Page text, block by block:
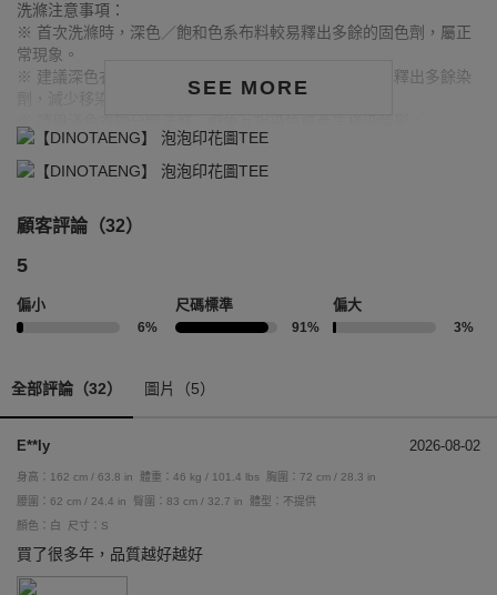
SEE MORE
洗滌注意事項：
※ 首次洗滌時，深色／飽和色系布料較易釋出多餘的固色劑，屬正
常現象。
※ 建議深色衣物於首次穿著前先行單獨下水清洗，有助釋出多餘染
劑，減少移染或掉色風險。
※ 穿搭時亦建議避免與淺色配件、包款、飾品一同使用，以降低因
摩擦或潮濕造成染色的可能性。
顧客評論（32）
5
偏小
6%
尺碼標準
91%
偏大
3%
全部評論（32） 圖片（5）
E**ly 2026-08-02
身高：162 cm / 63.8 in 體重：46 kg / 101.4 lbs
胸圍：72 cm / 28.3 in
腰圍：62 cm / 24.4 in
臀圍：83 cm / 32.7 in
體型：不提供
顏色：白
尺寸：S
買了很多年，品質越好越好